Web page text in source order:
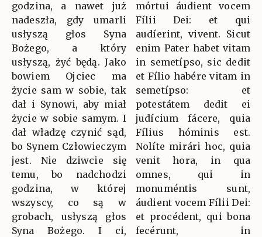
godzina, a nawet już
nadeszła, gdy umarli
usłyszą głos Syna
Bożego, a który
usłyszą, żyć będą. Jako
bowiem Ojciec ma
życie sam w sobie, tak
dał i Synowi, aby miał
życie w sobie samym. I
dał władzę czynić sąd,
bo Synem Człowieczym
jest. Nie dziwcie się
temu, bo nadchodzi
godzina, w której
wszyscy, co są w
grobach, usłyszą głos
Syna Bożego. I ci,
mórtui áudient vocem
Fílii Dei: et qui
audíerint, vivent. Sicut
enim Pater habet vitam
in semetípso, sic dedit
et Fílio habére vitam in
semetípso: et
potestátem dedit ei
judícium fácere, quia
Fílius hóminis est.
Nolíte mirári hoc, quia
venit hora, in qua
omnes, qui in
monuméntis sunt,
áudient vocem Fílii Dei:
et procédent, qui bona
fecérunt, in